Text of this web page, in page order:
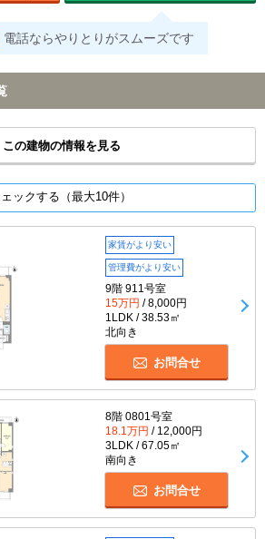
電話ならやりとりがスムーズです
この建物の情報を見る
ックする（最大10件）
家賃がより安い
管理費がより安い
9階 911号室
15万円 / 8,000円
1LDK / 38.53㎡
北向き
お問合せ
8階 0801号室
18.1万円 / 12,000円
3LDK / 67.05㎡
南向き
お問合せ